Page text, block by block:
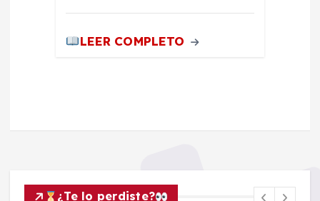
LEER COMPLETO
¿Te lo perdiste?